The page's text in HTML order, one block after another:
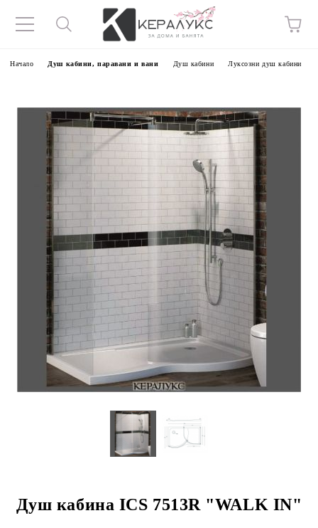
Начало Душ кабини, паравани и вани Душ кабини Луксозни душ кабини
Душ кабина ICS 7513R "WALK IN"